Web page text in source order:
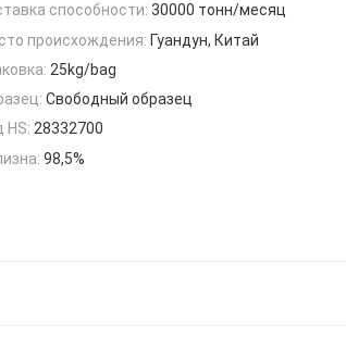
способности: 30000 тонн/месяц
происхождения: Гуандун, Китай
25kg/bag
Свободный образец
HS: 28332700
98,5%